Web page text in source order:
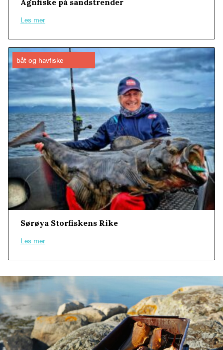
Agnfiske på sandstrender
Les mer
båt og havfiske
Sørøya Storfiskens Rike
Les mer